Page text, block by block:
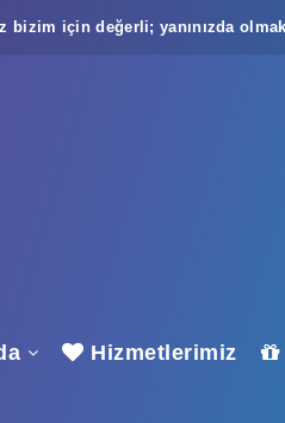
bizim için değerli; yanınızda
Hizmetlerimiz